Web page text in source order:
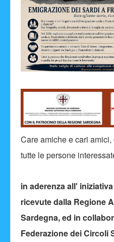
Care amiche e cari
tutte le persone
in aderenza all'
ricevute dalla Regione
Sardegna, ed in
Federazione dei Circoli